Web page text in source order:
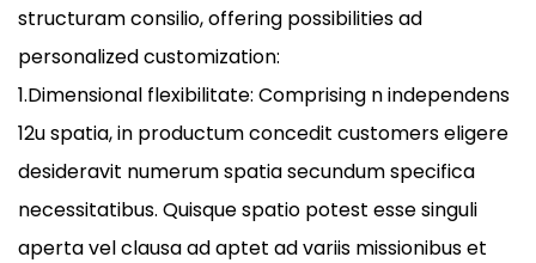
structuram consilio, offering possibilities ad
personalized customization:
1.Dimensional flexibilitate: Comprising n independens
12u spatia, in productum concedit customers eligere
desideravit numerum spatia secundum specifica
necessitatibus. Quisque spatio potest esse singuli
aperta vel clausa ad aptet ad variis missionibus et